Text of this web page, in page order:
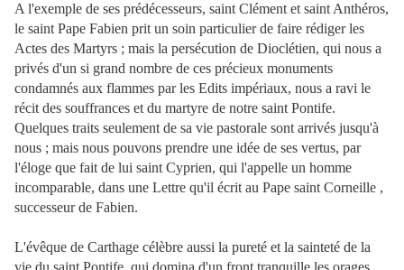
A l'exemple de ses prédécesseurs, saint Clément et saint Anthéros,
le saint Pape Fabien prit un soin particulier de faire rédiger les
Actes des Martyrs ; mais la persécution de Dioclétien, qui nous a
privés d'un si grand nombre de ces précieux monuments
condamnés aux flammes par les Edits impériaux, nous a ravi le
récit des souffrances et du martyre de notre saint Pontife.
Quelques traits seulement de sa vie pastorale sont arrivés jusqu'à
nous ; mais nous pouvons prendre une idée de ses vertus, par
l'éloge que fait de lui saint Cyprien, qui l'appelle un homme
incomparable, dans une Lettre qu'il écrit au Pape saint Corneille ,
successeur de Fabien.
L'évêque de Carthage célèbre aussi la pureté et la sainteté de la